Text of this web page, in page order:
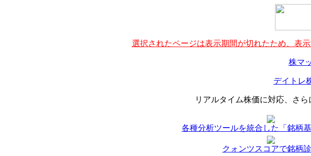
選択されたページは表示期間が切れたため、表
株マ
デイトレ
リアルタイム株価に対応、さ
各種分析ツールを統合した「銘柄
クォンツスコアで銘柄